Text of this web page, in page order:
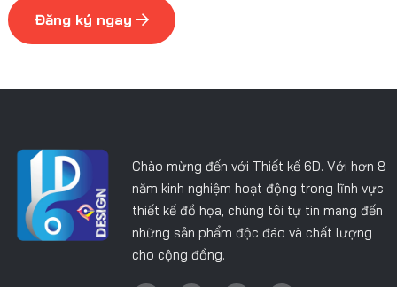
Đăng ký ngay
Chào mừng đến với Thiết kế 6D. Với hơn 8
năm kinh nghiệm hoạt động trong lĩnh vực
thiết kế đồ họa, chúng tôi tự tin mang đến
những sản phẩm độc đáo và chất lượng
cho cộng đồng.